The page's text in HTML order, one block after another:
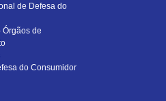
de Defesa do
Órgãos de
do Consumidor